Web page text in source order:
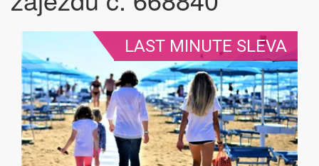
LAST MINUTE SLEVA